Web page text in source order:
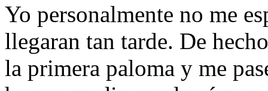
Yo personalmente no me
llegaran tan tarde. De
la primera paloma y me